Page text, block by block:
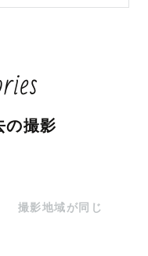
でも全力で撮影させ
の撮影
撮影地域が同じ